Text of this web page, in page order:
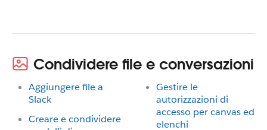
Condividere file e conversazioni
Aggiungere file a
Slack
Creare e condividere
Gestire le
autorizzazioni di
accesso per canvas ed
elenchi